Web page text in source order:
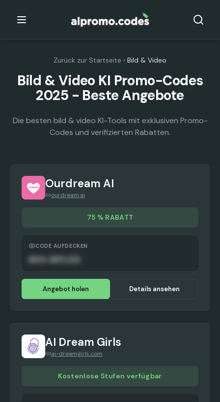
Zurück zur Startseite › Bild & Video
Bild & Video KI Promo-Codes
2025 - Beste Angebote
Die besten bild & video KI-Tools mit exklusiven Promo-
Codes und verifizierten Rabatten.
Ourdream AI
ourdream.ai
75 % RABATT
CODE AUFDECKEN
Angebot holen Details ansehen
AI Dream Girls
ai-dreamgirls.com
Kostenlose Stufen verfügbar